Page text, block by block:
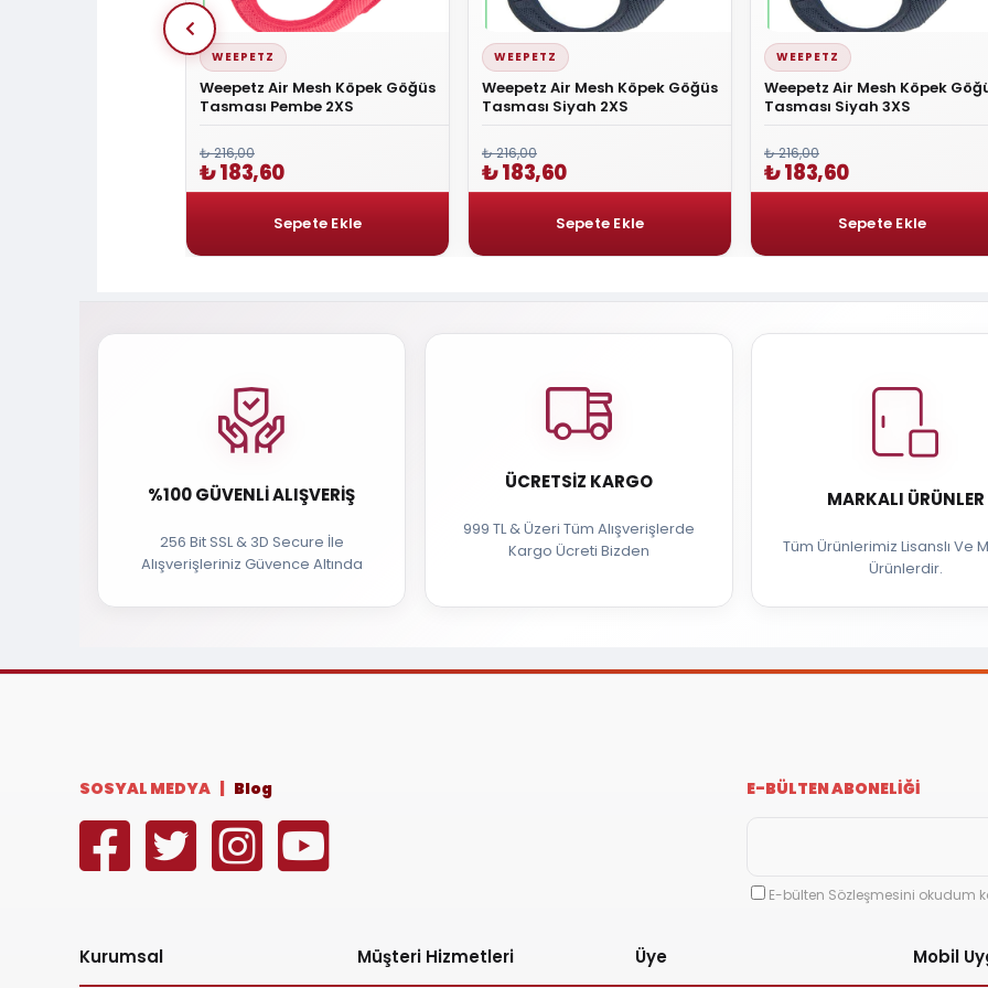
WEEPETZ
Weepetz Air Mesh Köpek Göğüs
Tasması Pembe 2XS
₺ 216,00
₺ 183,60
WEEPETZ
Weepetz Air Mesh Köpek Göğüs
Tasması Siyah 2XS
₺ 216,00
₺ 183,60
WEEPETZ
Weepetz Air Mesh Köpek
Tasması Siyah 3XS
₺ 216,00
₺ 183,60
%100 GÜVENLI ALIŞVERIŞ
256 Bit SSL & 3D Secure İle
Alışverişleriniz Güvence Altında
ÜCRETSIZ KARGO
999 TL & Üzeri Tüm Alışverişlerde
Kargo Ücreti Bizden
MARKALI ÜRÜNLER
Tüm Ürünlerimiz Lisanslı Ve
Ürünlerdir.
SOSYAL MEDYA | Blog E-BÜLTEN ABONELİĞİ
E-bülten Sözleşmesini okudum
Kurumsal Müşteri Hizmetleri Üye Mobil